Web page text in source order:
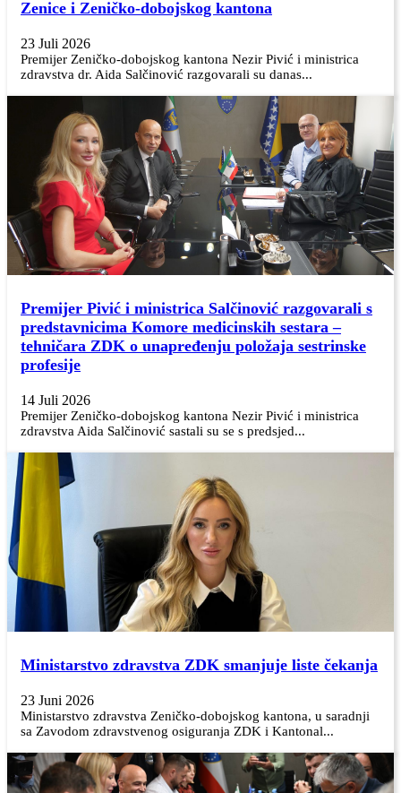
Zenice i Zeničko-dobojskog kantona
23 Juli 2026
Premijer Zeničko-dobojskog kantona Nezir Pivić i ministrica
zdravstva dr. Aida Salčinović razgovarali su danas...
Premijer Pivić i ministrica Salčinović razgovarali s
predstavnicima Komore medicinskih sestara –
tehničara ZDK o unapređenju položaja sestrinske
profesije
14 Juli 2026
Premijer Zeničko-dobojskog kantona Nezir Pivić i ministrica
zdravstva Aida Salčinović sastali su se s predsjed...
Ministarstvo zdravstva ZDK smanjuje liste čekanja
23 Juni 2026
Ministarstvo zdravstva Zeničko-dobojskog kantona, u saradnji
sa Zavodom zdravstvenog osiguranja ZDK i Kantonal...